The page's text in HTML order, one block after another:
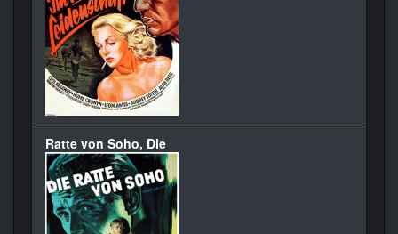
Ratte von Soho, Die